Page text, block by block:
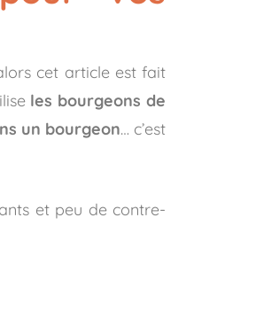
cet article est fait
les bourgeons de
un bourgeon… c’est
et peu de contre-